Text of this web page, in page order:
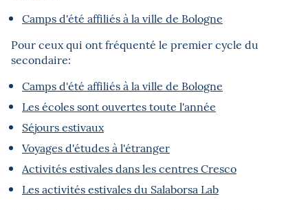
Camps d'été affiliés à la ville de Bologne
Pour ceux qui ont fréquenté le premier cycle du
secondaire:
Camps d'été affiliés à la ville de Bologne
Les écoles sont ouvertes toute l'année
Séjours estivaux
Voyages d'études à l'étranger
Activités estivales dans les centres Cresco
Les activités estivales du Salaborsa Lab